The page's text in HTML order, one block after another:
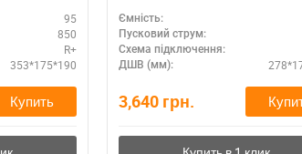
95
850
R+
353*175*190
Купить
Ємність:
Пусковий струм:
Схема підключення:
ДШВ (мм):
3,640 грн.